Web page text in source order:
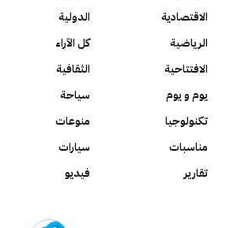
الاقتصادية
الدولية
الرياضية
كل الآراء
الافتتاحية
الثقافية
يوم و يوم
سياحة
تكنولوجيا
منوعات
مناسبات
سيارات
تقارير
فيديو